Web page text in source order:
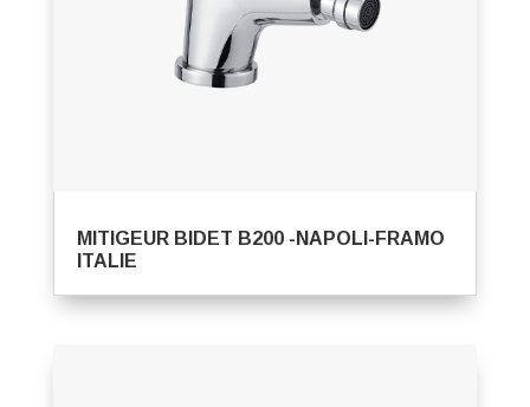
MITIGEUR BIDET B200 -NAPOLI-FRAMO
ITALIE